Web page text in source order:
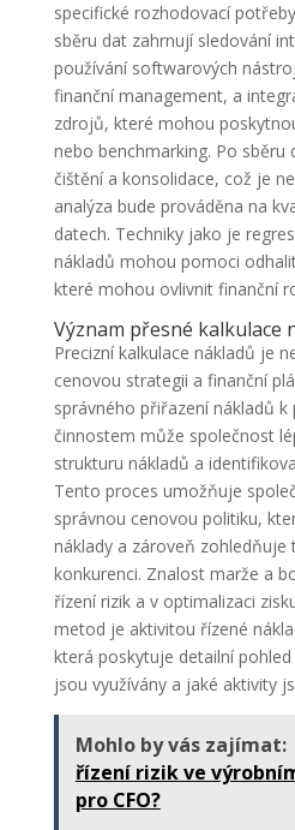
specifické rozhodovací
sběru dat zahrnují sledování
používání softwarových
finanční management, a
zdrojů, které mohou
nebo benchmarking. Po sběru
čištění a konsolidace, což je
analýza bude prováděna na
datech. Techniky jako je
nákladů mohou pomoci
které mohou ovlivnit finanční
Význam přesné kalkulace
Precizní kalkulace nákladů je
cenovou strategii a finanční
správného přiřazení nákladů
činnostem může společnost
strukturu nákladů a
Tento proces umožňuje
správnou cenovou politiku,
náklady a zároveň zohledňuje
konkurenci. Znalost marže a
řízení rizik a v optimalizaci
metod je aktivitou řízené
která poskytuje detailní
jsou využívány a jaké aktivity
Mohlo by vás zajímat:
řízení rizik ve
pro CFO?